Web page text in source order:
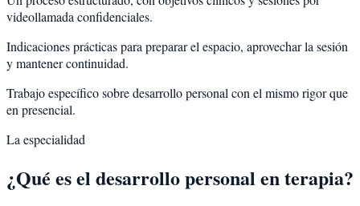
videollamada confidenciales.
Indicaciones prácticas para preparar el espacio, aprovechar la sesión
y mantener continuidad.
Trabajo específico sobre desarrollo personal con el mismo rigor que
en presencial.
La especialidad
¿Qué es el desarrollo personal en terapia?